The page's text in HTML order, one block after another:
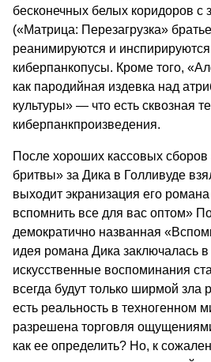
бесконечных белых коридоров
(«Матрица: Перезагрузка»
реанимируются и
киберпанкопусы. Кроме того,
как пародийная издевка над
культуры» — что есть сквозная
киберпанкпроизведения.
После хороших кассовых
бритвы» за Дика в Голливуде
выходит экранизация его
вспомнить все для вас оптом»
демократично названная
идея романа Дика заключалась в
искусственные воспоминания
всегда будут только ширмой зла
есть реальность в техногенном
разрешена торговля
как ее определить? Но, к